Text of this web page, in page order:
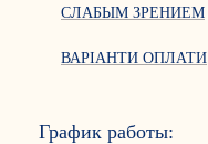
График работы:
СЛАБЫМ ЗРЕНИЕМ
ВАРІАНТИ ОПЛАТИ